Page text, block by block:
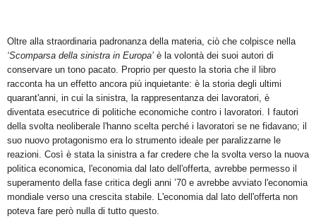
Oltre alla straordinaria padronanza della materia, ciò che colpisce nella
‘Scomparsa della sinistra in Europa’ è la volontà dei suoi autori di
conservare un tono pacato. Proprio per questo la storia che il libro
racconta ha un effetto ancora più inquietante: è la storia degli ultimi
quarant'anni, in cui la sinistra, la rappresentanza dei lavoratori, è
diventata esecutrice di politiche economiche contro i lavoratori. I
fautori
della svolta neoliberale l'hanno scelta perché i lavoratori se ne fidavano; il
suo nuovo protagonismo era lo strumento ideale per paralizzarne le
reazioni. Così è stata la sinistra a far credere che la svolta verso la nuova
politica economica, l'economia dal lato dell'offerta, avrebbe permesso il
superamento della fase critica degli anni ’70 e avrebbe avviato l'economia
mondiale verso una crescita stabile. L'economia dal lato dell'offerta non
poteva fare però nulla di tutto questo.